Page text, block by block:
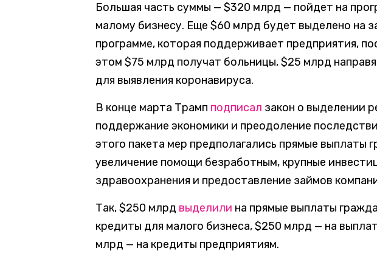
Большая часть суммы — $320 млрд — пойдет на
малому бизнесу. Еще $60 млрд будет выделено на
программе, которая поддерживает предприятия,
этом $75 млрд получат больницы, $25 млрд
для выявления коронавируса.
В конце марта Трамп подписал закон о выделении
поддержание экономики и преодоление
этого пакета мер предполагались прямые выплаты
увеличение помощи безработным, крупные
здравоохранения и предоставление займов
Так, $250 млрд выделили на прямые выплаты
кредиты для малого бизнеса, $250 млрд — на
млрд — на кредиты предприятиям.